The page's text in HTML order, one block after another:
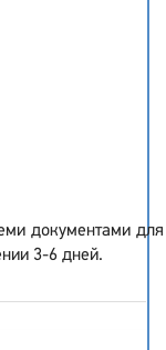
документами для
3-6 дней.